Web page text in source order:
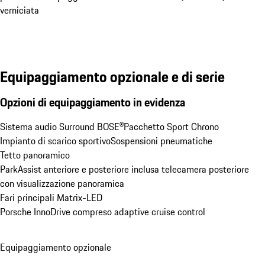
verniciata
Equipaggiamento opzionale e di serie
Opzioni di equipaggiamento in evidenza
Sistema audio Surround BOSE®Pacchetto Sport Chrono
Impianto di scarico sportivoSospensioni pneumatiche
Tetto panoramico
ParkAssist anteriore e posteriore inclusa telecamera posteriore
con visualizzazione panoramica
Fari principali Matrix-LED
Porsche InnoDrive compreso adaptive cruise control
Equipaggiamento opzionale